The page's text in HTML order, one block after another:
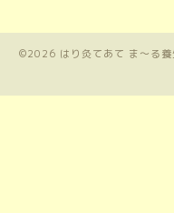
©2026 はり灸てあて ま〜る